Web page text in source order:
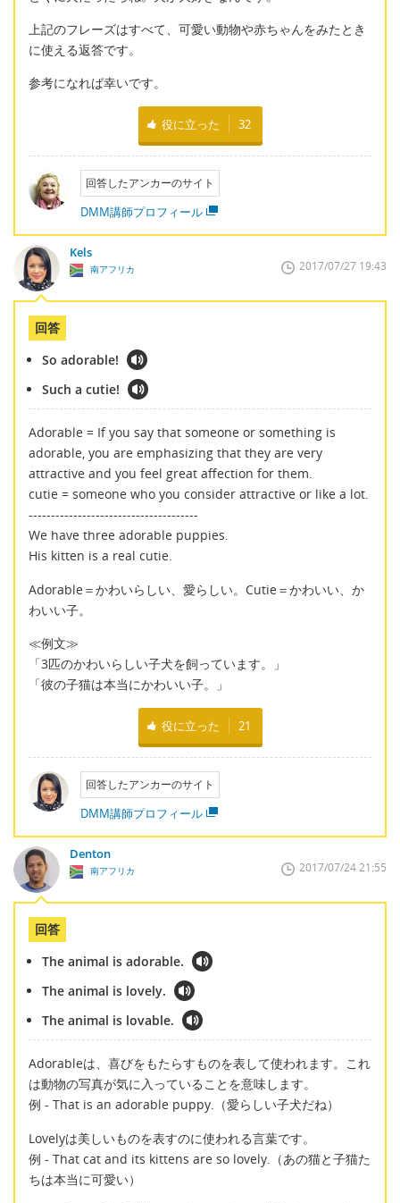
上記のフレーズはすべて、可愛い動物や赤ちゃんをみたとき
に使える返答です。
参考になれば幸いです。
役に立った 32
回答したアンカーのサイト
DMM講師プロフィール
Kels
南アフリカ 2017/07/27 19:43
回答
So adorable!
Such a cutie!
Adorable = If you say that someone or something is
adorable, you are emphasizing that they are very
attractive and you feel great affection for them.
cutie = someone who you consider attractive or like a lot.
--------------------------------------
We have three adorable puppies.
His kitten is a real cutie.
Adorable＝かわいらしい、愛らしい。Cutie＝かわいい、か
わいい子。
≪例文≫
「3匹のかわいらしい子犬を飼っています。」
「彼の子猫は本当にかわいい子。」
役に立った 21
回答したアンカーのサイト
DMM講師プロフィール
Denton
南アフリカ 2017/07/24 21:55
回答
The animal is adorable.
The animal is lovely.
The animal is lovable.
Adorableは、喜びをもたらすものを表して使われます。これ
は動物の写真が気に入っていることを意味します。
例 - That is an adorable puppy.（愛らしい子犬だね）
Lovelyは美しいものを表すのに使われる言葉です。
例 - That cat and its kittens are so lovely.（あの猫と子猫た
ちは本当に可愛い）